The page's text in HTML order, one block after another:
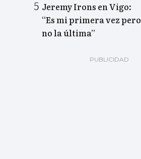
Jeremy Irons en Vigo:
“Es mi primera vez pero
no la última”